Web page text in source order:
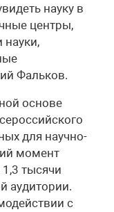
науку в
центры,
науки,
Фальков.
основе
для научно-
момент
тысячи
аудитории.
с